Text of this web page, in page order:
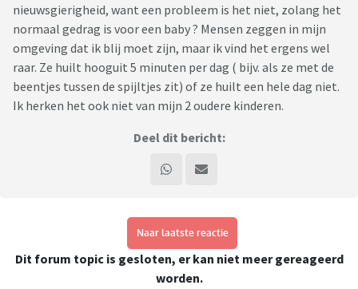
nieuwsgierigheid, want een probleem is het niet, zolang het
normaal gedrag is voor een baby ? Mensen zeggen in mijn
omgeving dat ik blij moet zijn, maar ik vind het ergens wel
raar. Ze huilt hooguit 5 minuten per dag ( bijv. als ze met de
beentjes tussen de spijltjes zit) of ze huilt een hele dag niet.
Ik herken het ook niet van mijn 2 oudere kinderen.
Deel dit bericht:
Naar laatste reactie
Dit forum topic is gesloten, er kan niet meer gereageerd
worden.